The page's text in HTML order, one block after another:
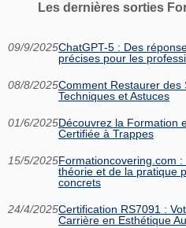
Les dernières sorties
09/9/2025ChatGPT-5 : Des
précises pour les
08/8/2025Comment Restaurer des
Techniques et Astuces
01/6/2025Découvrez la Formation
Certifiée à Trappes
15/5/2025Formationcovering.com
théorie et de la pratique
concrets
24/4/2025Certification RS7091 :
Carrière en Esthétique